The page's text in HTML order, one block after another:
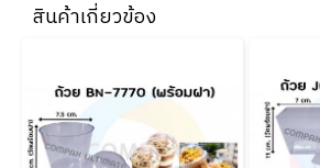
สินค้าเกี่ยวข้อง